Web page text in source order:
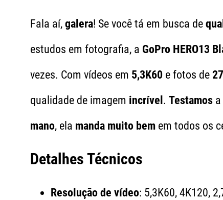
Fala aí, galera! Se você tá em busca de
estudos em fotografia, a GoPro HERO13
vezes. Com vídeos em 5,3K60 e fotos de
qualidade de imagem incrível . Testamos
mano, ela manda muito bem em todos os
Detalhes Técnicos
Resolução de vídeo: 5,3K60, 4K120,